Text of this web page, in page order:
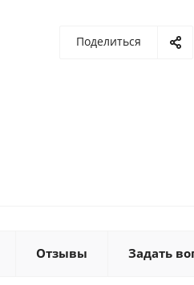
Поделиться
Отзывы Задать